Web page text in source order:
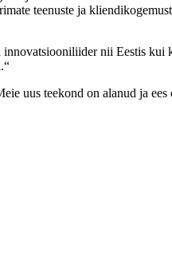
teenuste ja
nii Eestis
uus teekond on alanud ja